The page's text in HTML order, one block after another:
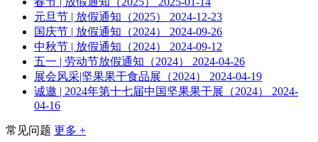
元旦节 | 放假通知（2025） 2024-12-23
国庆节 | 放假通知（2024） 2024-09-26
中秋节 | 放假通知（2024） 2024-09-12
五一 | 劳动节放假通知（2024） 2024-04-26
展会风采|坚果果干食品展（2024） 2024-04-19
诚邀 | 2024年第十七届中国坚果果干展（2024） 2024-
04-16
常见问题 更多 +